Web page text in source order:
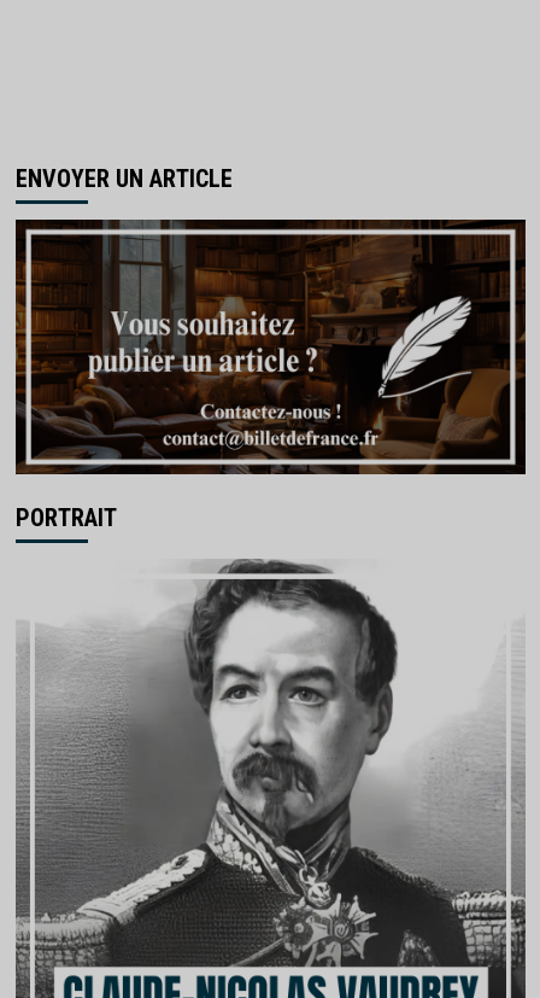
ENVOYER UN ARTICLE
PORTRAIT